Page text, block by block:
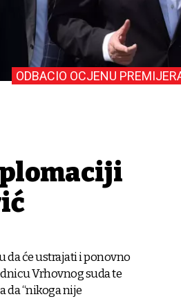
ODBACIO OCJENU
da će ustrajati i ponovno
Vrhovnog suda te
da “nikoga nije